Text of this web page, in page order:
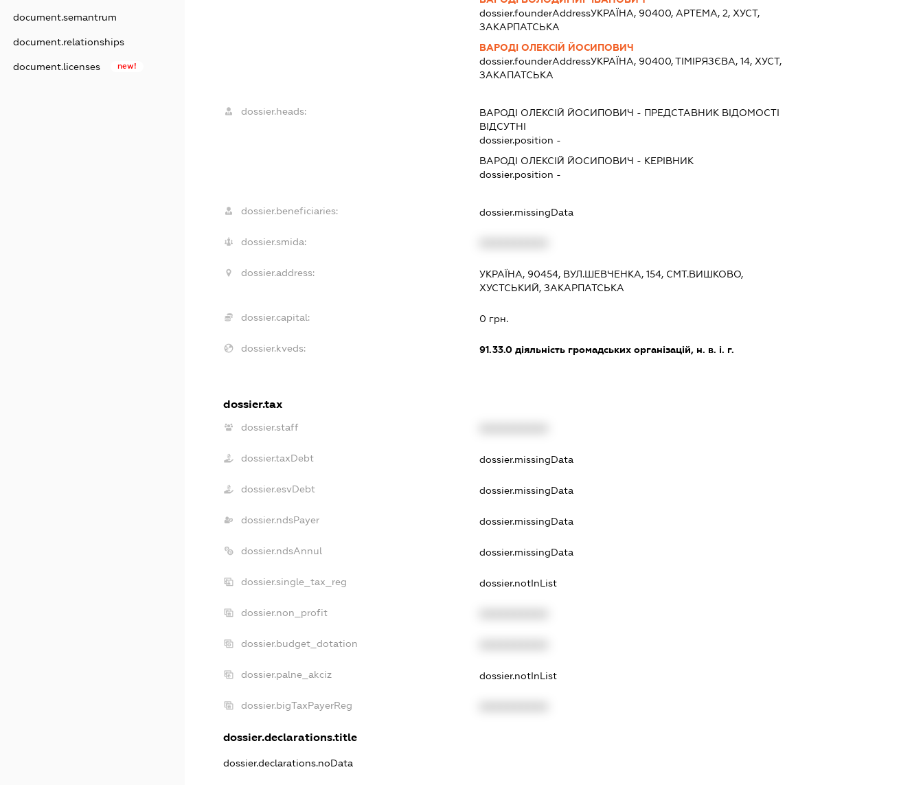
document.semantrum
document.relationships
document.licenses new!
dossier.founderAddressУКРАЇНА, 90400, АРТЕМА, 2, ХУСТ,
ЗАКАРПАТСЬКА
ВАРОДІ ОЛЕКСІЙ ЙОСИПОВИЧ
dossier.founderAddressУКРАЇНА, 90400, ТІМІРЯЗЄВА, 14, ХУСТ,
ЗАКАПАТСЬКА
dossier.heads: ВАРОДІ ОЛЕКСІЙ ЙОСИПОВИЧ - ПРЕДСТАВНИК ВІДОМОСТІ
ВІДСУТНІ
dossier.position -
ВАРОДІ ОЛЕКСІЙ ЙОСИПОВИЧ - КЕРІВНИК
dossier.position -
dossier.beneficiaries: dossier.missingData
dossier.smida:
dossier.address:
УКРАЇНА, 90454, ВУЛ.ШЕВЧЕНКА, 154, СМТ.ВИШКОВО,
ХУСТСЬКИЙ, ЗАКАРПАТСЬКА
dossier.capital: 0 грн.
dossier.kveds: 91.33.0діяльність громадських організацій, н. в. і. г.
dossier.tax
dossier.staff
dossier.taxDebt dossier.missingData
dossier.esvDebt dossier.missingData
dossier.ndsPayer dossier.missingData
dossier.ndsAnnul dossier.missingData
dossier.single_tax_reg dossier.notInList
dossier.non_profit
dossier.budget_dotation
dossier.palne_akciz dossier.notInList
dossier.bigTaxPayerReg
dossier.declarations.title
dossier.declarations.noData